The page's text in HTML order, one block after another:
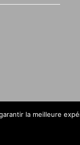
la meilleure